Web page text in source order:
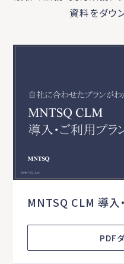
資料をダウ
MNTSQ CLM 導入
PDF